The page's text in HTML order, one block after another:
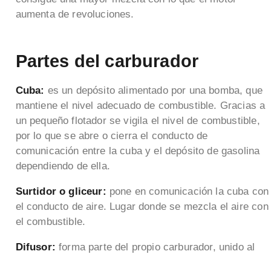
aumenta de revoluciones.
Partes del carburador
Cuba: es un depósito alimentado por una bomba, que
mantiene el nivel adecuado de combustible. Gracias a
un pequeño flotador se vigila el nivel de combustible,
por lo que se abre o cierra el conducto de
comunicación entre la cuba y el depósito de gasolina
dependiendo de ella.
Surtidor o gliceur: pone en comunicación la cuba con
el conducto de aire. Lugar donde se mezcla el aire con
el combustible.
Difusor:forma parte del propio carburador, unido al